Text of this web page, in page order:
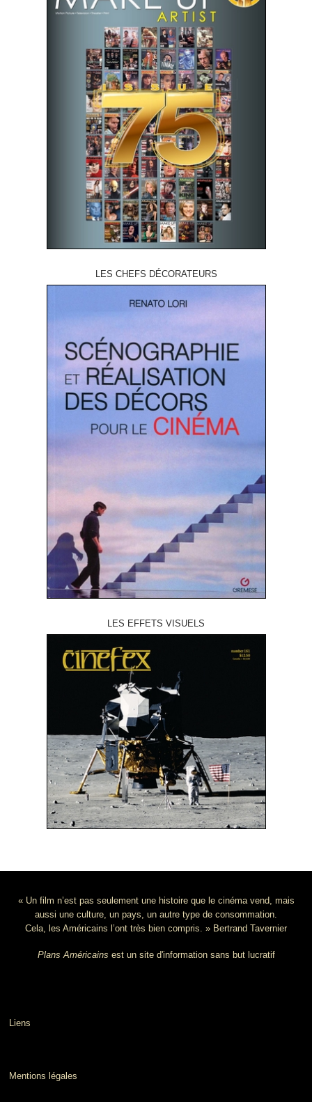
LES CHEFS DÉCORATEURS
LES EFFETS VISUELS
« Un film n’est pas seulement une histoire que le cinéma vend, mais
aussi une culture, un pays, un autre type de consommation.
Cela, les Américains l’ont très bien compris. » Bertrand Tavernier
Plans Américains est un site d'information sans but lucratif
Liens
Mentions légales